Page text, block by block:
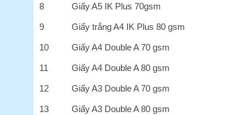
8 Giấy A5 IK Plus 70gsm
9 Giấy trắng A4 IK Plus 80 gsm
10 Giấy A4 Double A 70 gsm
11 Giấy A4 Double A 80 gsm
12 Giấy A3 Double A 70 gsm
13 Giấy A3 Double A 80 gsm